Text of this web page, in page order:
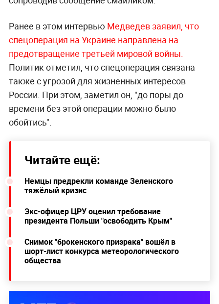
Ранее в этом интервью Медведев заявил, что
спецоперация на Украине направлена на
предотвращение третьей мировой войны.
Политик отметил, что спецоперация связана
также с угрозой для жизненных интересов
России. При этом, заметил он, "до поры до
времени без этой операции можно было
обойтись".
Читайте ещё:
Немцы предрекли команде Зеленского
тяжёлый кризис
Экс-офицер ЦРУ оценил требование
президента Польши "освободить Крым"
Снимок "брокенского призрака" вошёл в
шорт-лист конкурса метеорологического
общества